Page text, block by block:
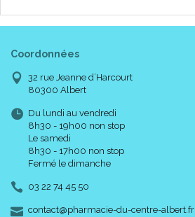
Coordonnées
32 rue Jeanne d’Harcourt
80300 Albert
Du lundi au vendredi
8h30 - 19h00 non stop
Le samedi
8h30 - 17h00 non stop
Fermé le dimanche
03 22 74 45 50
contact-
@-
pharmacie-du-centre-albert.fr